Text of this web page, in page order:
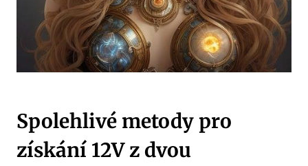
Spolehlivé metody pro
získání 12V z dvou